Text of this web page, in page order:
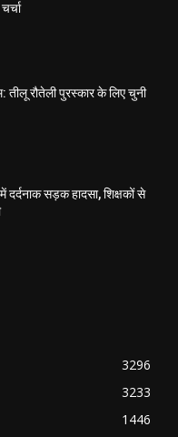
तीलू रौतेली पुरस्कार के लिए चुनी
दर्दनाक सड़क हादसा, शिक्षकों से
3296
3233
1446